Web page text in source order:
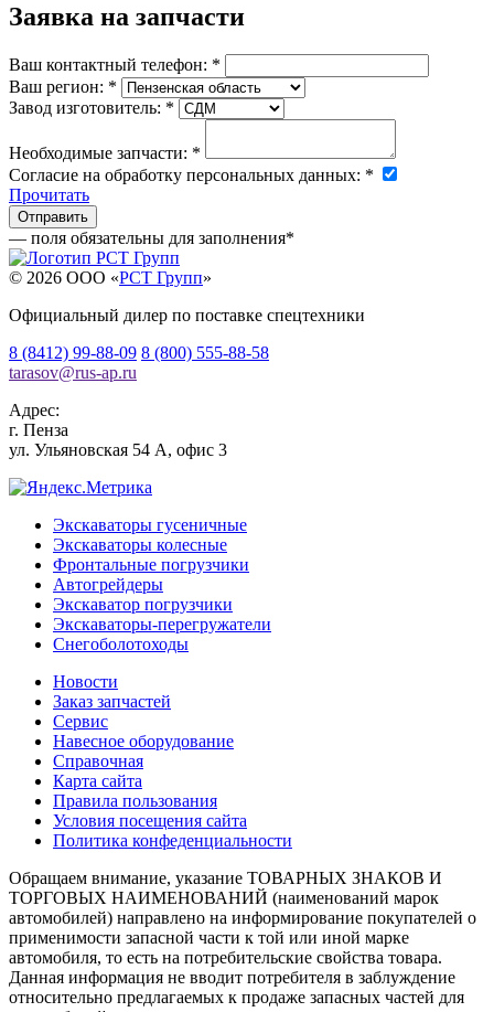
Заявка на запчасти
Ваш контактный телефон: *
Ваш регион: *
Завод изготовитель: *
Необходимые запчасти: *
Согласие на обработку персональных данных: *
Прочитать
— поля обязательны для заполнения*
© 2026 OOO «РСТ Групп»
Официальный дилер по поставке спецтехники
8 (8412) 99-88-09 8 (800) 555-88-58
tarasov@rus-ap.ru
Адрес:
г. Пенза
ул. Ульяновская 54 А, офис 3
Экскаваторы гусеничные
Экскаваторы колесные
Фронтальные погрузчики
Автогрейдеры
Экскаватор погрузчики
Экскаваторы-перегружатели
Снегоболотоходы
Новости
Заказ запчастей
Сервис
Навесное оборудование
Справочная
Карта сайта
Правила пользования
Условия посещения сайта
Политика конфеденциальности
Обращаем внимание, указание ТОВАРНЫХ ЗНАКОВ И
ТОРГОВЫХ НАИМЕНОВАНИЙ (наименований марок
автомобилей) направлено на информирование покупателей о
применимости запасной части к той или иной марке
автомобиля, то есть на потребительские свойства товара.
Данная информация не вводит потребителя в заблуждение
относительно предлагаемых к продаже запасных частей для